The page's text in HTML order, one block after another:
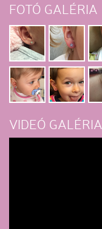
FOTÓ GALÉRIA
VIDEÓ GALÉRIA